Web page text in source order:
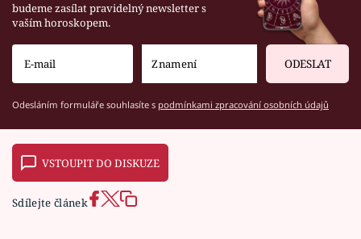
budeme zasílat pravidelný newsletter s
vaším horoskopem.
ODESLAT
Odesláním formuláře souhlasíte s podmínkami zpracování osobních údajů
VSTOUPIT DO DISKUZE
Sdílejte článek